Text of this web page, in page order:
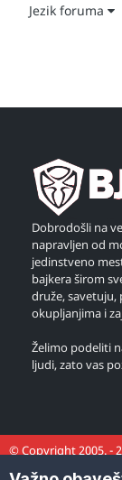
Jezik foruma
Dobrodošli na
napravljen od
jedinstveno
bajkera širom
druže, savetuju,
okupljanjima i
Želimo podeliti
ljudi, zato vas
© Copyright 2005. -